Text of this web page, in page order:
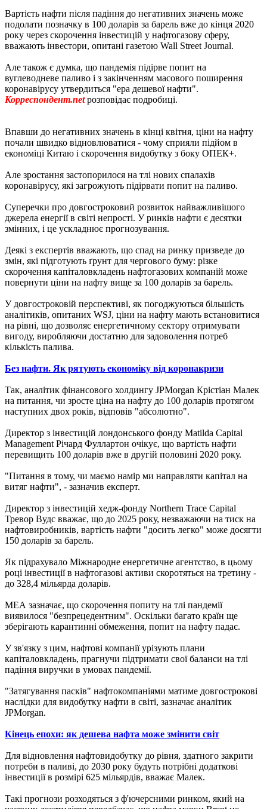
Вартість нафти після падіння до негативних значень може
подолати позначку в 100 доларів за барель вже до кінця 2020
року через скорочення інвестицій у нафтогазову сферу,
вважають інвестори, опитані газетою Wall Street Journal.
Але також є думка, що пандемія підірве попит на
вуглеводневе паливо і з закінченням масового поширення
коронавірусу утвердиться "ера дешевої нафти".
Корреспондент.netрозповідає подробиці.
Впавши до негативних значень в кінці квітня, ціни на нафту
почали швидко відновлюватися - чому сприяли підйом в
економіці Китаю і скорочення видобутку з боку ОПЕК+.
Але зростання застопорилося на тлі нових спалахів
коронавірусу, які загрожують підірвати попит на паливо.
Суперечки про довгостроковий розвиток найважливішого
джерела енергії в світі непрості. У ринків нафти є десятки
змінних, і це ускладнює прогнозування.
Деякі з експертів вважають, що спад на ринку призведе до
змін, які підготують ґрунт для чергового буму: різке
скорочення капіталовкладень нафтогазових компаній може
повернути ціни на нафту вище за 100 доларів за барель.
У довгостроковій перспективі, як погоджуються більшість
аналітиків, опитаних WSJ, ціни на нафту мають встановитися
на рівні, що дозволяє енергетичному сектору отримувати
вигоду, виробляючи достатню для задоволення потреб
кількість палива.
Без нафти. Як рятують економіку від коронакризи
Так, аналітик фінансового холдингу JPMorgan Крістіан Малек
на питання, чи зросте ціна на нафту до 100 доларів протягом
наступних двох років, відповів "абсолютно".
Директор з інвестицій лондонського фонду Matilda Capital
Management Річард Фуллартон очікує, що вартість нафти
перевищить 100 доларів вже в другій половині 2020 року.
"Питання в тому, чи маємо намір ми направляти капітал на
витяг нафти", - зазначив експерт.
Директор з інвестицій хедж-фонду Northern Trace Capital
Тревор Вудс вважає, що до 2025 року, незважаючи на тиск на
нафтовиробників, вартість нафти "досить легко" може досягти
150 доларів за барель.
Як підрахувало Міжнародне енергетичне агентство, в цьому
році інвестиції в нафтогазові активи скоротяться на третину -
до 328,4 мільярда доларів.
МЕА зазначає, що скорочення попиту на тлі пандемії
виявилося "безпрецедентним". Оскільки багато країн ще
зберігають карантинні обмеження, попит на нафту падає.
У зв'язку з цим, нафтові компанії урізують плани
капіталовкладень, прагнучи підтримати свої баланси на тлі
падіння виручки в умовах пандемії.
"Затягування пасків" нафтокомпаніями матиме довгострокові
наслідки для видобутку нафти в світі, зазначає аналітик
JPMorgan.
Кінець епохи: як дешева нафта може змінити світ
Для відновлення нафтовидобутку до рівня, здатного закрити
потреби в паливі, до 2030 року будуть потрібні додаткові
інвестиції в розмірі 625 мільярдів, вважає Малек.
Такі прогнози розходяться з ф'ючерсними ринком, який на